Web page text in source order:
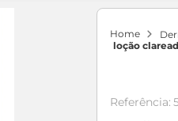
loção
Referência: